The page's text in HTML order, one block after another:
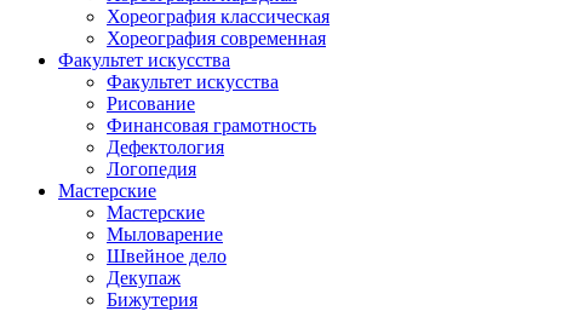
Хореография классическая
Хореография современная
Факультет искусства
Факультет искусства
Рисование
Финансовая грамотность
Дефектология
Логопедия
Мастерские
Мастерские
Мыловарение
Швейное дело
Декупаж
Бижутерия